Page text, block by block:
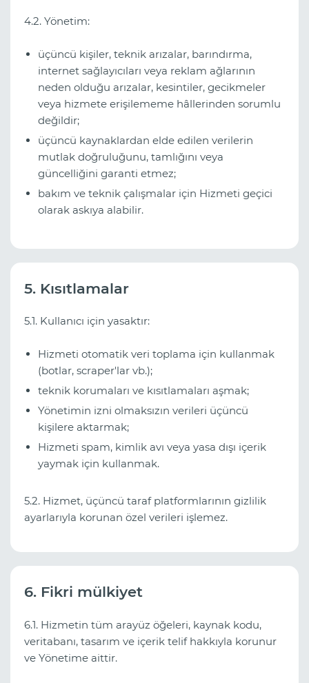
4.2. Yönetim:
üçüncü kişiler, teknik arızalar, barındırma,
internet sağlayıcıları veya reklam ağlarının
neden olduğu arızalar, kesintiler, gecikmeler
veya hizmete erişilememe hâllerinden sorumlu
değildir;
üçüncü kaynaklardan elde edilen verilerin
mutlak doğruluğunu, tamlığını veya
güncelliğini garanti etmez;
bakım ve teknik çalışmalar için Hizmeti geçici
olarak askıya alabilir.
5. Kısıtlamalar
5.1. Kullanıcı için yasaktır:
Hizmeti otomatik veri toplama için kullanmak
(botlar, scraper'lar vb.);
teknik korumaları ve kısıtlamaları aşmak;
Yönetimin izni olmaksızın verileri üçüncü
kişilere aktarmak;
Hizmeti spam, kimlik avı veya yasa dışı içerik
yaymak için kullanmak.
5.2. Hizmet, üçüncü taraf platformlarının gizlilik
ayarlarıyla korunan özel verileri işlemez.
6. Fikri mülkiyet
6.1. Hizmetin tüm arayüz öğeleri, kaynak kodu,
veritabanı, tasarım ve içerik telif hakkıyla korunur
ve Yönetime aittir.